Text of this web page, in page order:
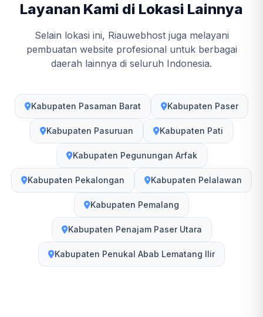
Layanan Kami di Lokasi Lainnya
Selain lokasi ini, Riauwebhost juga melayani
pembuatan website profesional untuk berbagai
daerah lainnya di seluruh Indonesia.
Kabupaten Pasaman Barat Kabupaten Paser
Kabupaten Pasuruan Kabupaten Pati
Kabupaten Pegunungan Arfak
Kabupaten Pekalongan Kabupaten Pelalawan
Kabupaten Pemalang
Kabupaten Penajam Paser Utara
Kabupaten Penukal Abab Lematang Ilir